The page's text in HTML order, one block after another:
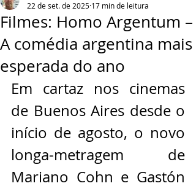
Filmes: Homo Argentum –
A comédia argentina mais
esperada do ano
22 de set. de 2025 17 min de leitura
Em cartaz nos cinemas
de Buenos Aires desde o
início de agosto, o novo
longa-metragem de
Mariano Cohn e Gastón